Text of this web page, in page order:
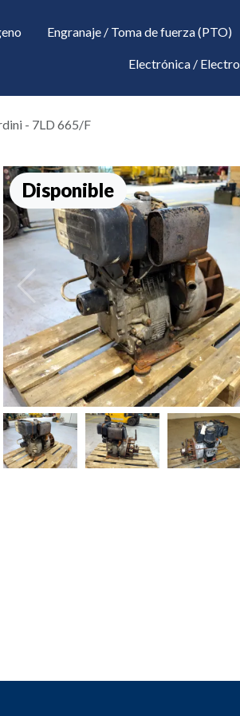
Engranaje / Toma de fuerza (PTO)
Electrónica / Electro
- 7LD 665/F
Disponible